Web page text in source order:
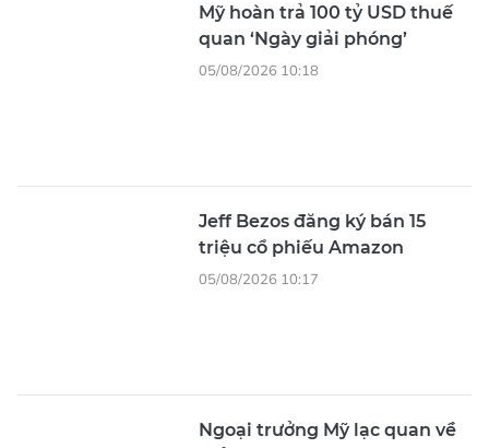
Mỹ hoàn trả 100 tỷ USD thuế
quan ‘Ngày giải phóng’
05/08/2026 10:18
Jeff Bezos đăng ký bán 15
triệu cổ phiếu Amazon
05/08/2026 10:17
Ngoại trưởng Mỹ lạc quan về